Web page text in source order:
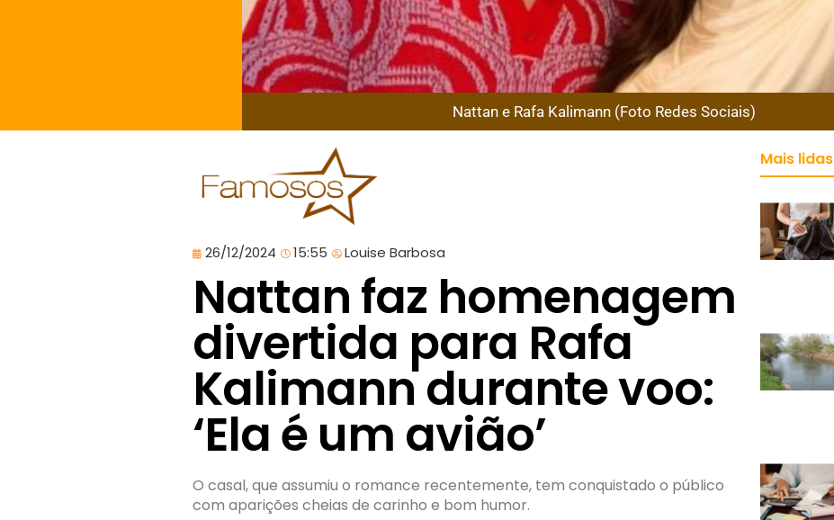
Nattan e Rafa Kalimann (Foto Redes Sociais)
26/12/2024 15:55 Louise Barbosa
Nattan faz homenagem
divertida para Rafa
Kalimann durante voo:
‘Ela é um avião’
O casal, que assumiu o romance recentemente, tem conquistado o público
com aparições cheias de carinho e bom humor.
Mais lidas